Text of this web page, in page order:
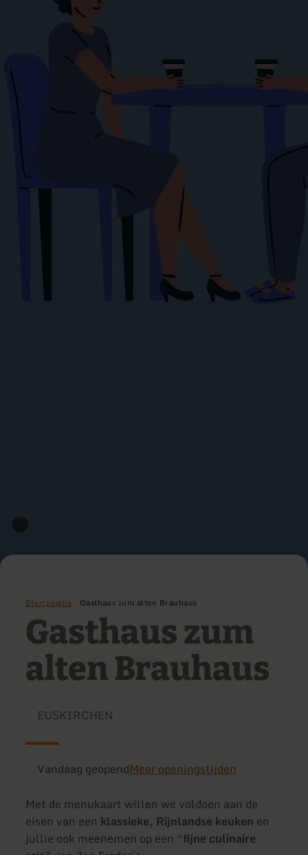
Startpagina Gasthaus zum alten Brauhaus
Gasthaus zum
alten Brauhaus
EUSKIRCHEN
Vandaag geopendMeer openingstijden
Met de menukaart willen we voldoen aan de
eisen van een klassieke, Rijnlandse keuken en
jullie ook meenemen op een “fijne culinaire